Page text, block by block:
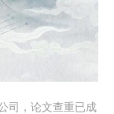
司，论文查重已成